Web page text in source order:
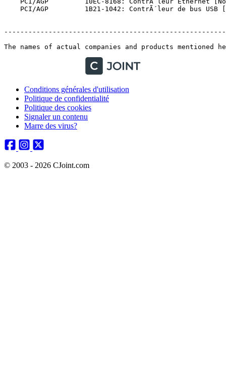
Conditions générales d'utilisation
Politique de confidentialité
Politique des cookies
Signaler un contenu
Marre des virus?
© 2003 - 2026 CJoint.com